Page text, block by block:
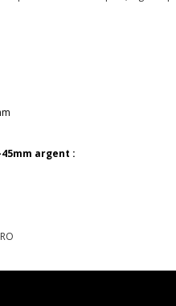
45mm argent :